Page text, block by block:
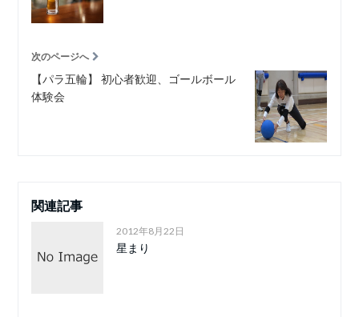
次のページへ
【パラ五輪】 初心者歓迎、ゴールボール
体験会
関連記事
2012年8月22日
星まり